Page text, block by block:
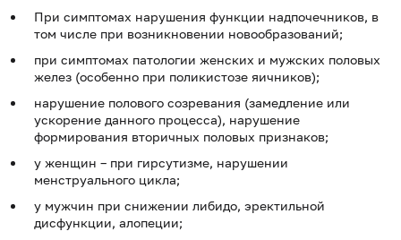
При симптомах нарушения функции надпочечников, в
том числе при возникновении новообразований;
при симптомах патологии женских и мужских половых
желез (особенно при поликистозе яичников);
нарушение полового созревания (замедление или
ускорение данного процесса), нарушение
формирования вторичных половых признаков;
у женщин – при гирсутизме, нарушении
менструального цикла;
у мужчин при снижении либидо, эректильной
дисфункции, алопеции;